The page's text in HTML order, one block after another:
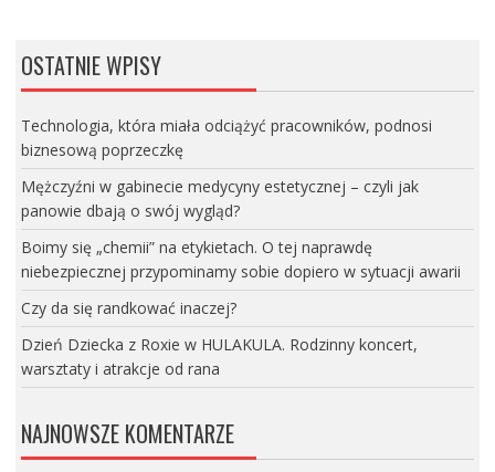
OSTATNIE WPISY
Technologia, która miała odciążyć pracowników, podnosi
biznesową poprzeczkę
Mężczyźni w gabinecie medycyny estetycznej – czyli jak
panowie dbają o swój wygląd?
Boimy się „chemii” na etykietach. O tej naprawdę
niebezpiecznej przypominamy sobie dopiero w sytuacji awarii
Czy da się randkować inaczej?
Dzień Dziecka z Roxie w HULAKULA. Rodzinny koncert,
warsztaty i atrakcje od rana
NAJNOWSZE KOMENTARZE